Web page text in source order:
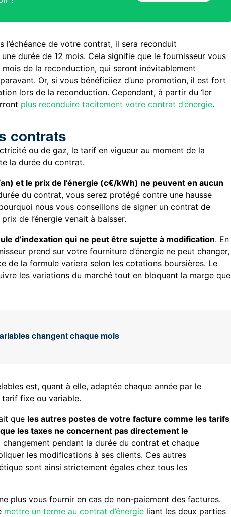
l’échéance de votre contrat, il sera reconduit
durée de 12 mois. Cela signifie que le fournisseur vous
de la reconduction, qui seront inévitablement
Or, si vous bénéficiiez d’une promotion, il est fort
lors de la reconduction. Cependant, à partir du 1er
plus reconduire tacitement votre contrat d’énergie.
contrats
ou de gaz, le tarif en vigueur au moment de la
la durée du contrat.
et le prix de l’énergie (c€/kWh) ne peuvent en aucun
du contrat, vous serez protégé contre une hausse
nous vous conseillons de signer un contrat de
de l’énergie venait à baisser.
d’indexation qui ne peut être sujette à modification. En
prend sur votre fourniture d’énergie ne peut changer,
de la formule variera selon les cotations boursières. Le
les variations du marché tout en bloquant la marge que
changent chaque mois
est, quant à elle, adaptée chaque année par le
tarif fixe ou variable.
que les autres postes de votre facture comme les tarifs
les taxes ne concernent pas directement le
changement pendant la durée du contrat et chaque
les modifications à ses clients. Ces autres
sont ainsi strictement égales chez tous les
plus vous fournir en cas de non-paiement des factures.
mettre un terme au contrat d’énergie liant les deux parties